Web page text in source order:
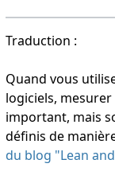
Traduction :
Quand vous
logiciels,
important, mais
définis de
du blog "Lean